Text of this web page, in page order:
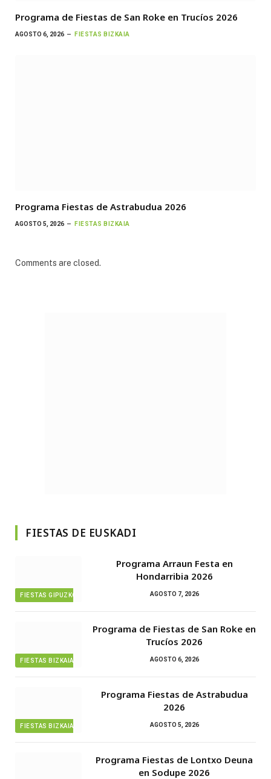
Programa de Fiestas de San Roke en Trucíos 2026
AGOSTO 6, 2026 FIESTAS BIZKAIA
Programa Fiestas de Astrabudua 2026
AGOSTO 5, 2026 FIESTAS BIZKAIA
Comments are closed.
FIESTAS DE EUSKADI
FIESTAS GIPUZKOA
Programa Arraun Festa en
Hondarribia 2026
AGOSTO 7, 2026
FIESTAS BIZKAIA
Programa de Fiestas de San Roke en
Trucíos 2026
AGOSTO 6, 2026
FIESTAS BIZKAIA
Programa Fiestas de Astrabudua
2026
AGOSTO 5, 2026
Programa Fiestas de Lontxo Deuna
en Sodupe 2026